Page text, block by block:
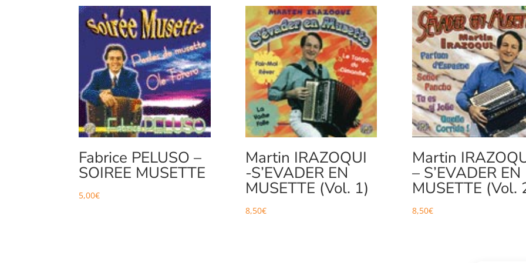
Fabrice PELUSO –
SOIREE MUSETTE
5,00€
Martin IRAZOQUI
-S’EVADER EN
MUSETTE (Vol. 1)
8,50€
Martin
– S’EVADER EN
MUSETTE (Vol.
8,50€